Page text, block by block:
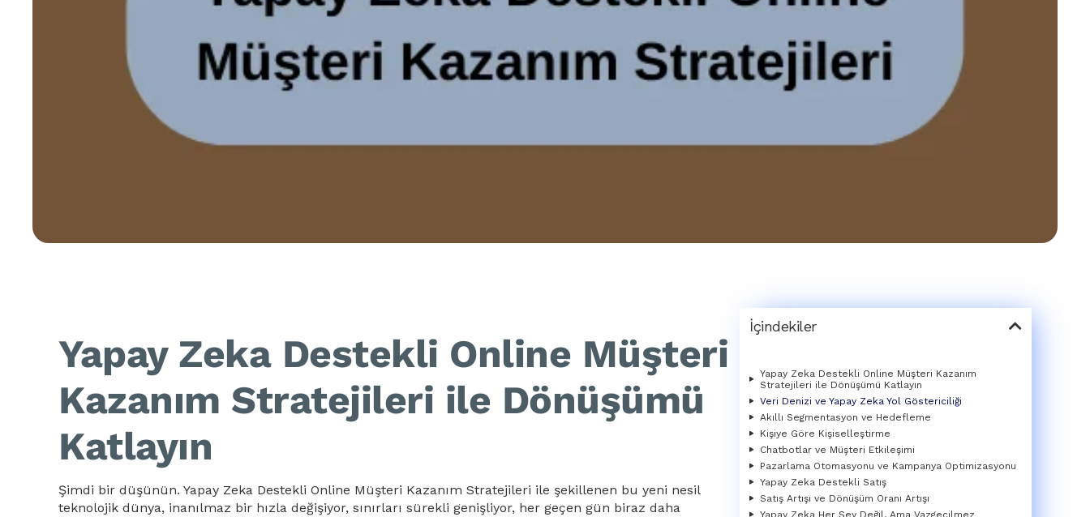
Yapay Zeka Destekli Online Müşteri
Kazanım Stratejileri ile Dönüşümü
Katlayın
Şimdi bir düşünün. Yapay Zeka Destekli Online Müşteri Kazanım Stratejileri ile şekillenen bu yeni nesil
teknolojik dünya, inanılmaz bir hızla değişiyor, sınırları sürekli genişliyor, her geçen gün biraz daha
İçindekiler
Yapay Zeka Destekli Online Müşteri Kazanım
Stratejileri ile Dönüşümü Katlayın
Veri Denizi ve Yapay Zeka Yol Göstericiliği
Akıllı Segmentasyon ve Hedefleme
Kişiye Göre Kişiselleştirme
Chatbotlar ve Müşteri Etkileşimi
Pazarlama Otomasyonu ve Kampanya Optimizasyonu
Yapay Zeka Destekli Satış
Satış Artışı ve Dönüşüm Oranı Artışı
Yapay Zeka Her Şey Değil, Ama Vazgeçilmez